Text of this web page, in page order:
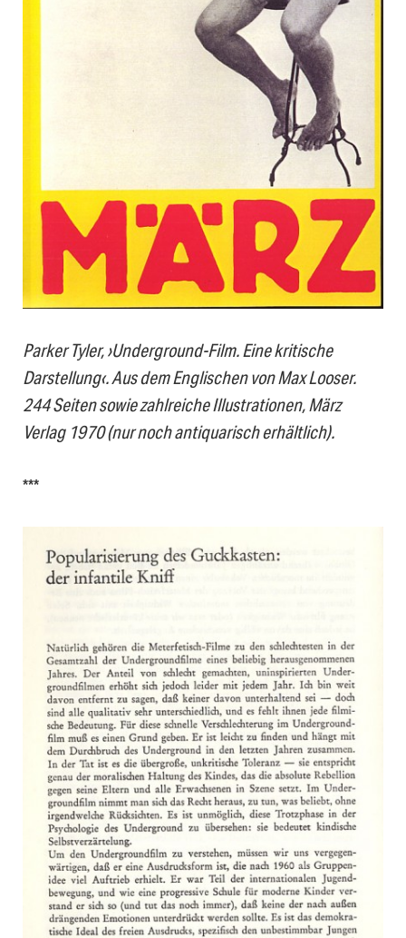
Parker Tyler, ›Underground-Film. Eine kritische
Darstellung‹. Aus dem Englischen von Max Looser.
244 Seiten sowie zahlreiche Illustrationen, März
Verlag 1970(nur noch antiquarisch erhältlich).
***